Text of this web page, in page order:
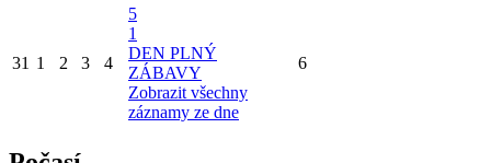
31 1 2 3 4
5
1
DEN PLNÝ
ZÁBAVY
Zobrazit všechny
záznamy ze dne
6